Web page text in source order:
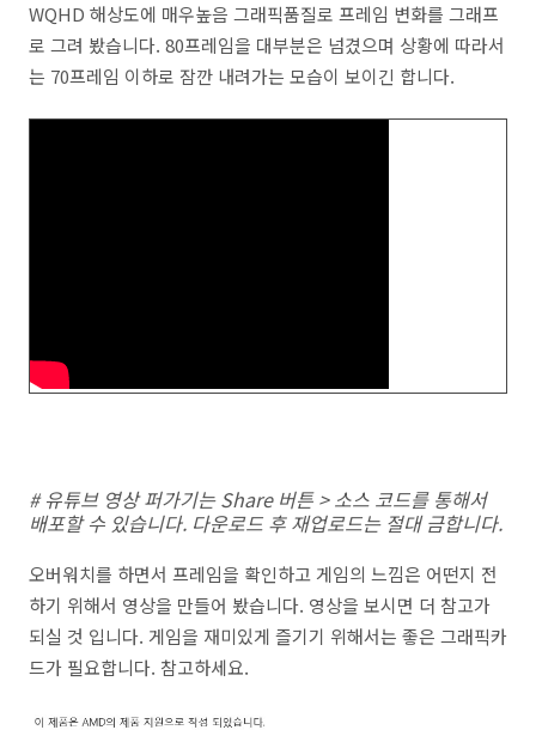
WQHD 해상도에 매우높음 그래픽품질로 프레임 변화를 그래프
로 그려 봤습니다. 80프레임을 대부분은 넘겼으며 상황에 따라서
는 70프레임 이하로 잠깐 내려가는 모습이 보이긴 합니다.
# 유튜브 영상 퍼가기는 Share 버튼 > 소스 코드를 통해서
배포할 수 있습니다. 다운로드 후 재업로드는 절대 금합니다.
오버워치를 하면서 프레임을 확인하고 게임의 느낌은 어떤지 전
하기 위해서 영상을 만들어 봤습니다. 영상을 보시면 더 참고가
되실 것 입니다. 게임을 재미있게 즐기기 위해서는 좋은 그래픽카
드가 필요합니다. 참고하세요.